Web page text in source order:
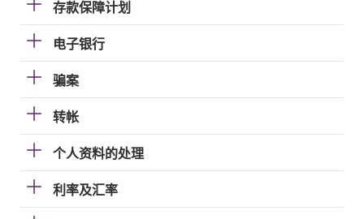
存款保障计划
电子银行
骗案
转帐
个人资料的处理
利率及汇率